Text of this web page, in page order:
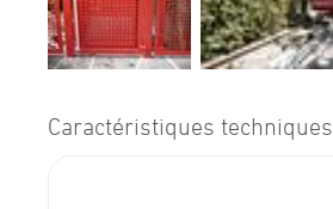
Caractéristiques techniques